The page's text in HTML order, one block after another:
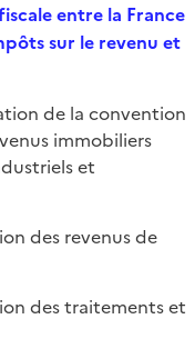
entre la France
sur le revenu et
de la convention
immobiliers
et
des revenus de
des traitements et